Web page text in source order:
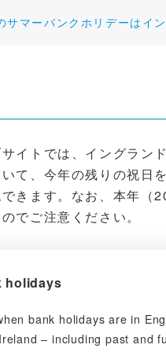
サマーバンクホリデーはイ
イトでは、イングラン
て、今年の残りの祝日
きます。なお、本年（
でご注意ください。
holidays
bank holidays are in
– including past and